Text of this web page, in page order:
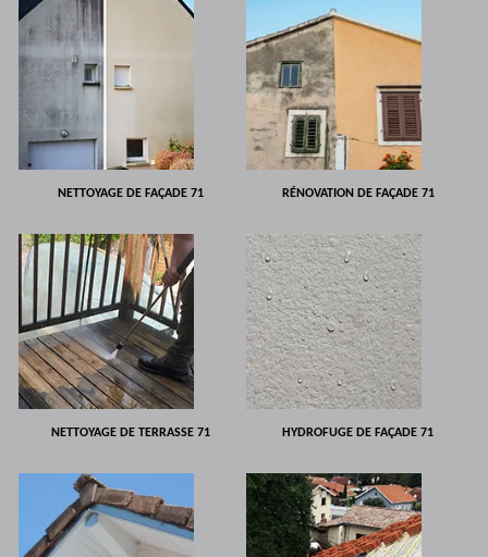
NETTOYAGE DE FAÇADE 71 RÉNOVATION DE FAÇADE 71
NETTOYAGE DE TERRASSE 71 HYDROFUGE DE FAÇADE 71